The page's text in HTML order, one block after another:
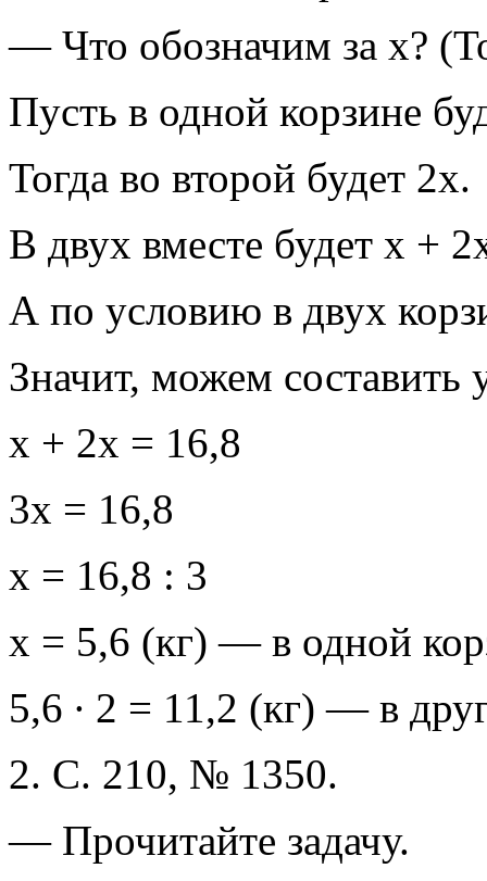
— Что обозначим за х?
Пусть в одной корзине
Тогда во второй будет 2х.
В двух вместе будет х +
А по условию в двух
Значит, можем составить
х + 2х = 16,8
3х = 16,8
х = 16,8 : 3
х = 5,6 (кг) — в одной
5,6 ∙ 2 = 11,2 (кг) — в
2. С. 210, № 1350.
— Прочитайте задачу.